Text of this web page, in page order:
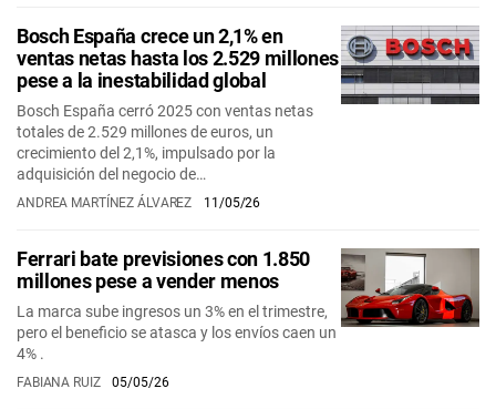
Bosch España crece un 2,1% en
ventas netas hasta los 2.529 millones
pese a la inestabilidad global
Bosch España cerró 2025 con ventas netas
totales de 2.529 millones de euros, un
crecimiento del 2,1%, impulsado por la
adquisición del negocio de…
ANDREA MARTÍNEZ ÁLVAREZ 11/05/26
Ferrari bate previsiones con 1.850
millones pese a vender menos
La marca sube ingresos un 3% en el trimestre,
pero el beneficio se atasca y los envíos caen un
4% .
FABIANA RUIZ 05/05/26